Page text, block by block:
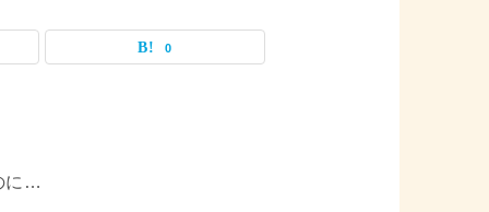
0
に…